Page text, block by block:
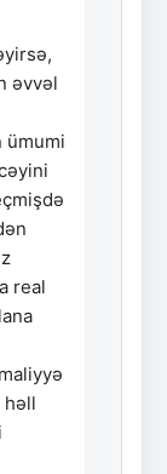
əvvəl
ümumi
real
həll